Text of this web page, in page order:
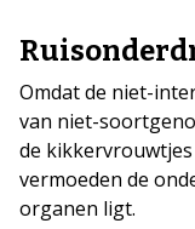
Omdat de niet-
van niet-
de
vermoeden de
organen ligt.